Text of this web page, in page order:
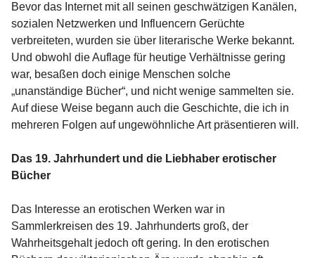
Bevor das Internet mit all seinen geschwätzigen Kanälen,
sozialen Netzwerken und Influencern Gerüchte
verbreiteten, wurden sie über literarische Werke bekannt.
Und obwohl die Auflage für heutige Verhältnisse gering
war, besaßen doch einige Menschen solche
„unanständige Bücher“, und nicht wenige sammelten sie.
Auf diese Weise begann auch die Geschichte, die ich in
mehreren Folgen auf ungewöhnliche Art präsentieren will.
Das 19. Jahrhundert und die Liebhaber erotischer
Bücher
Das Interesse an erotischen Werken war in
Sammlerkreisen des 19. Jahrhunderts groß, der
Wahrheitsgehalt jedoch oft gering. In den erotischen